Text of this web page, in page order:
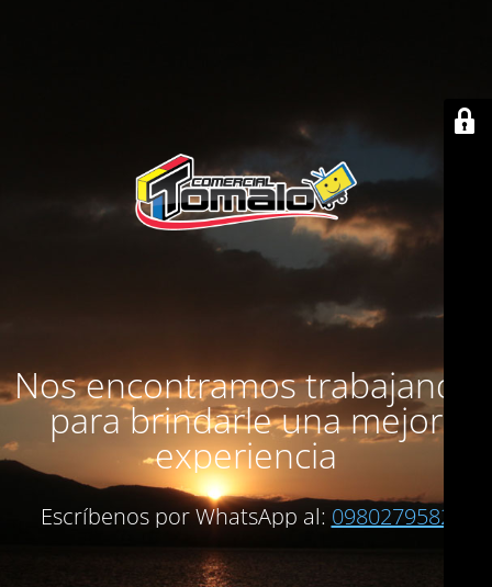
Nos encontramos trabajando
para brindarle una mejor
experiencia
Escríbenos por WhatsApp al: 0980279582